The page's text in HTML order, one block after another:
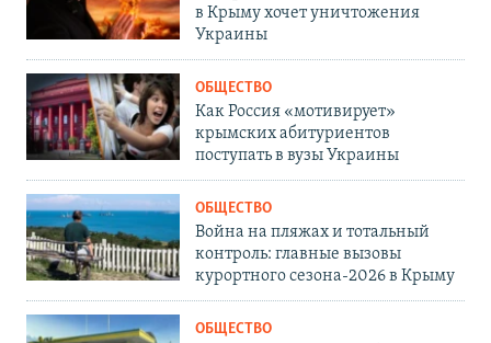
в Крыму хочет уничтожения
Украины
ОБЩЕСТВО
Как Россия «мотивирует»
крымских абитуриентов
поступать в вузы Украины
ОБЩЕСТВО
Война на пляжах и тотальный
контроль: главные вызовы
курортного сезона-2026 в Крыму
ОБЩЕСТВО